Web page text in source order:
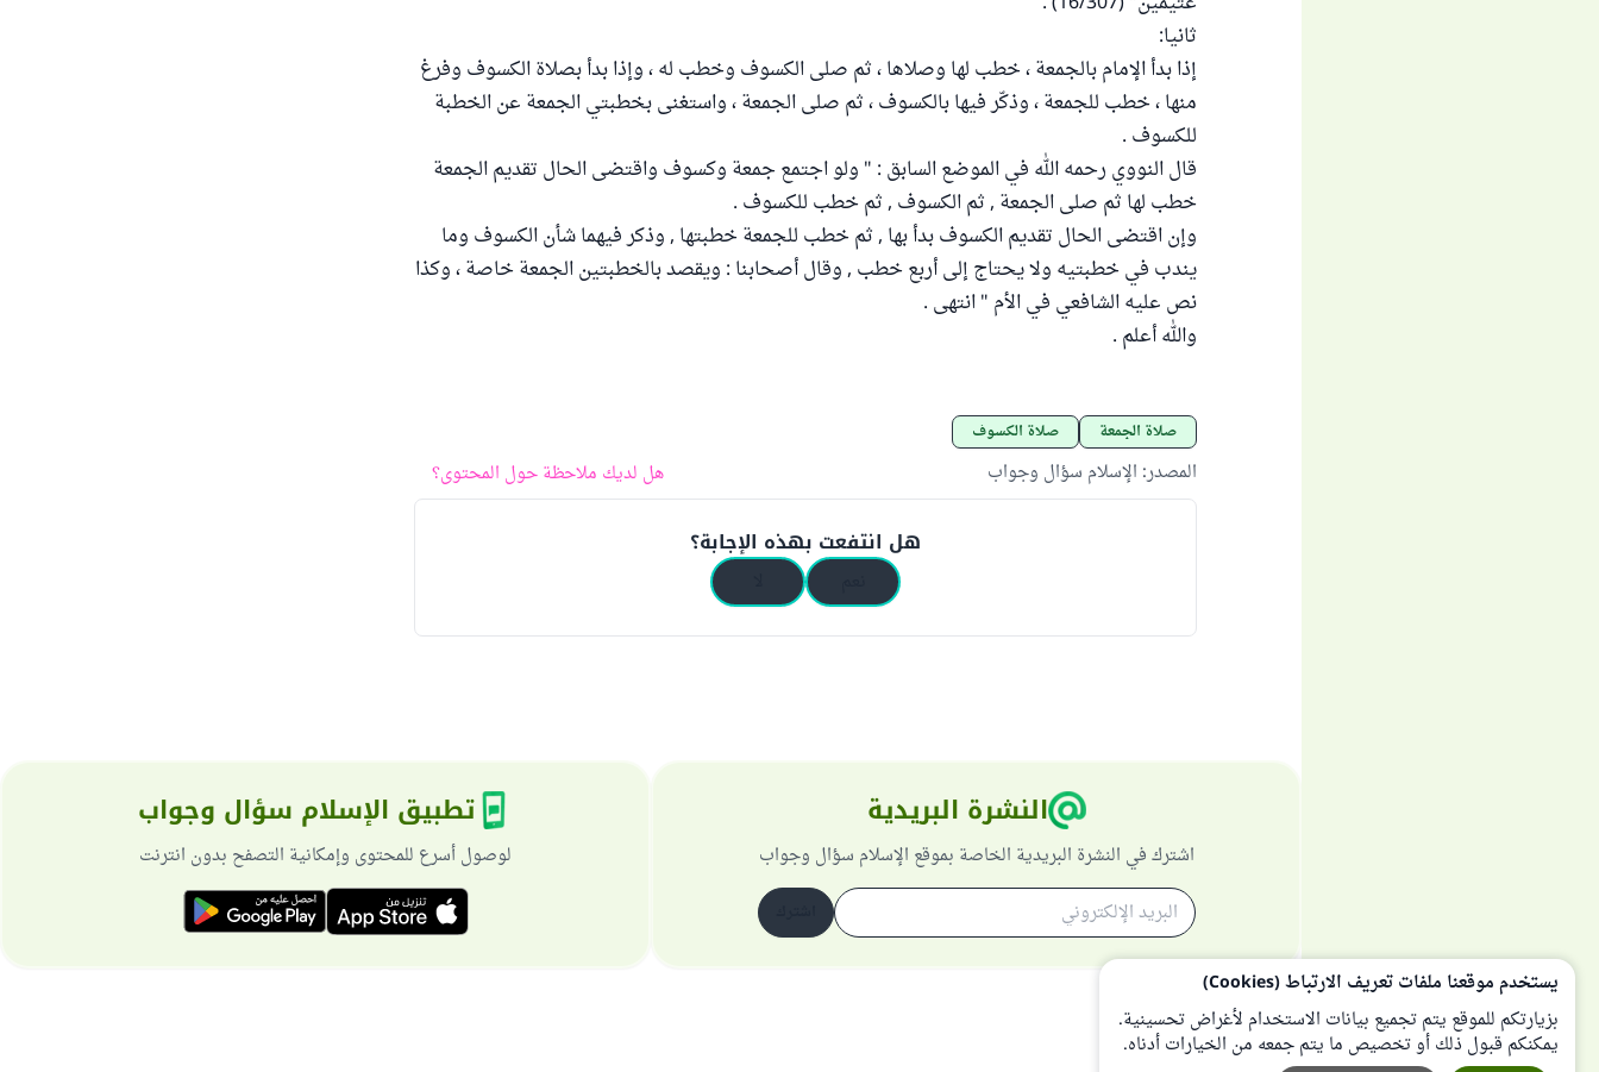
ثانيا:
إذا بدأ الإمام بالجمعة ، خطب لها وصلاها ، ثم صلى الكسوف وخطب له ، وإذا بدأ بصلاة الكسوف وفرغ
منها ، خطب للجمعة ، وذكّر فيها بالكسوف ، ثم صلى الجمعة ، واستغنى بخطبتي الجمعة عن الخطبة
للكسوف .
قال النووي رحمه الله في الموضع السابق : " ولو اجتمع جمعة وكسوف واقتضى الحال تقديم الجمعة
خطب لها ثم صلى الجمعة , ثم الكسوف , ثم خطب للكسوف .
وإن اقتضى الحال تقديم الكسوف بدأ بها , ثم خطب للجمعة خطبتها , وذكر فيهما شأن الكسوف وما
يندب في خطبتيه ولا يحتاج إلى أربع خطب , وقال أصحابنا : ويقصد بالخطبتين الجمعة خاصة ، وكذا
نص عليه الشافعي في الأم " انتهى .
والله أعلم .
صلاة الجمعة صلاة الكسوف
المصدر: الإسلام سؤال وجواب هل لديك ملاحظة حول المحتوى؟
هل انتفعت بهذه الإجابة؟
النشرة البريدية
اشترك في النشرة البريدية الخاصة بموقع الإسلام سؤال وجواب
تطبيق الإسلام سؤال وجواب
لوصول أسرع للمحتوى وإمكانية التصفح بدون انترنت
يستخدم موقعنا ملفات تعريف الارتباط (Cookies)
بزيارتكم للموقع يتم تجميع بيانات الاستخدام لأغراض تحسينية.
يمكنكم قبول ذلك أو تخصيص ما يتم جمعه من الخيارات أدناه.